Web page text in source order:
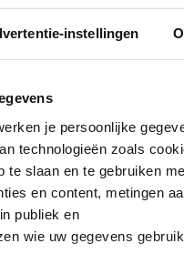
instellingen
je persoonlijke
technologieën zoals
te slaan en te gebruiken
en content, metingen
publiek en
wie uw gegevens
Vers lijkt vaak de
maar is dat wel zo?